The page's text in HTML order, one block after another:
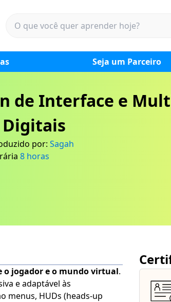
Seja um Parceiro
de Interface e
Digitais
por: Sagah
8horas
o jogador e o mundo virtual.
e adaptável às
menus, HUDs (heads-up